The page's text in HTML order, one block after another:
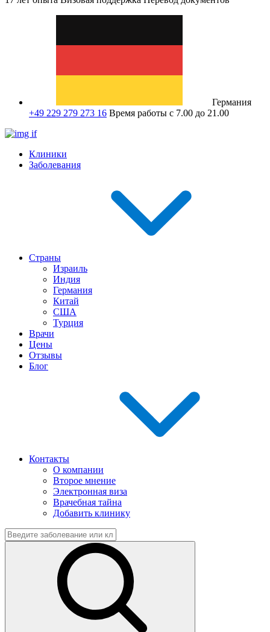
Германия
+49 229 279 273 16 Время работы с 7.00 до 21.00
Клиники
Заболевания
Страны
Израиль
Индия
Германия
Китай
США
Турция
Врачи
Цены
Отзывы
Блог
Контакты
О компании
Второе мнение
Электронная виза
Врачебная тайна
Добавить клинику